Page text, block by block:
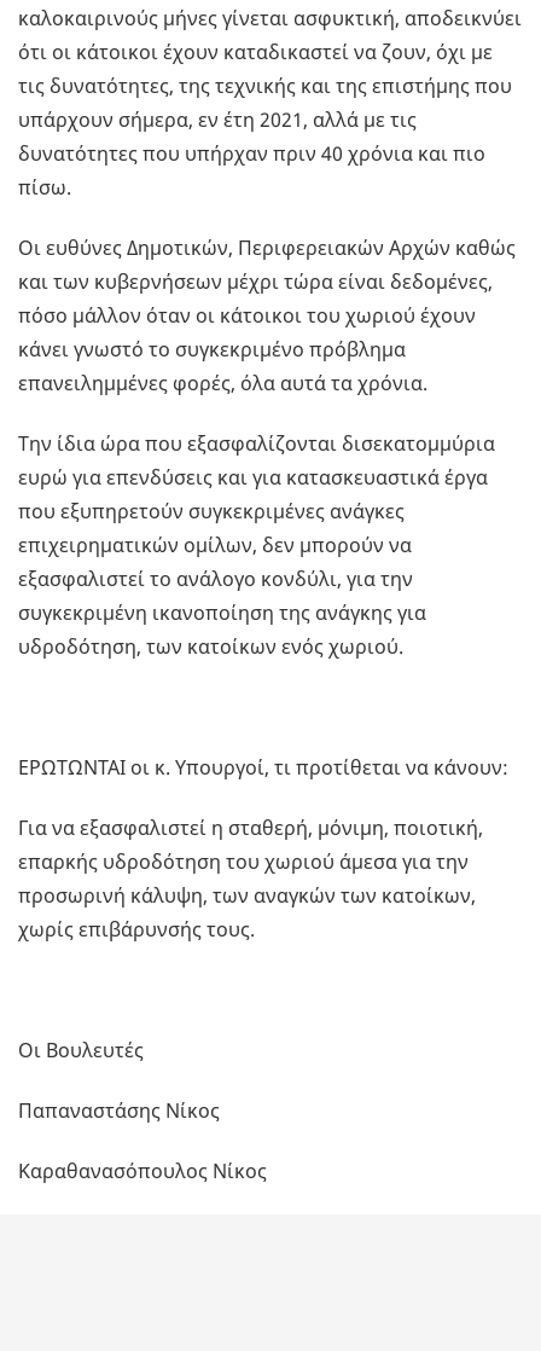
καλοκαιρινούς μήνες γίνεται ασφυκτική, αποδεικνύει
ότι οι κάτοικοι έχουν καταδικαστεί να ζουν, όχι με
τις δυνατότητες, της τεχνικής και της επιστήμης που
υπάρχουν σήμερα, εν έτη 2021, αλλά με τις
δυνατότητες που υπήρχαν πριν 40 χρόνια και πιο
πίσω.
Οι ευθύνες Δημοτικών, Περιφερειακών Αρχών καθώς
και των κυβερνήσεων μέχρι τώρα είναι δεδομένες,
πόσο μάλλον όταν οι κάτοικοι του χωριού έχουν
κάνει γνωστό το συγκεκριμένο πρόβλημα
επανειλημμένες φορές, όλα αυτά τα χρόνια.
Την ίδια ώρα που εξασφαλίζονται δισεκατομμύρια
ευρώ για επενδύσεις και για κατασκευαστικά έργα
που εξυπηρετούν συγκεκριμένες ανάγκες
επιχειρηματικών ομίλων, δεν μπορούν να
εξασφαλιστεί το ανάλογο κονδύλι, για την
συγκεκριμένη ικανοποίηση της ανάγκης για
υδροδότηση, των κατοίκων ενός χωριού.
ΕΡΩΤΩΝΤΑΙ οι κ. Υπουργοί, τι προτίθεται να κάνουν:
Για να εξασφαλιστεί η σταθερή, μόνιμη, ποιοτική,
επαρκής υδροδότηση του χωριού άμεσα για την
προσωρινή κάλυψη, των αναγκών των κατοίκων,
χωρίς επιβάρυνσής τους.
Οι Βουλευτές
Παπαναστάσης Νίκος
Καραθανασόπουλος Νίκος